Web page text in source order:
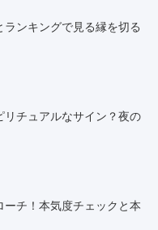
ンキングで見る縁を切る
リチュアルなサイン？夜の
チ！本気度チェックと本